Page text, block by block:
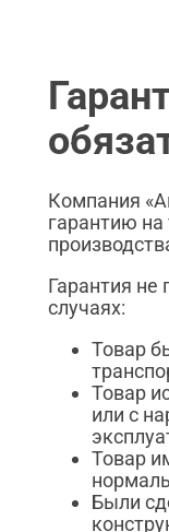
Компания
гарантию на
Гарантия не
случаях:
Товар
Товар
или с
Товар
Были